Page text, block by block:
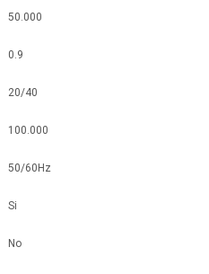
50.000
0.9
20/40
100.000
50/60Hz
Si
No